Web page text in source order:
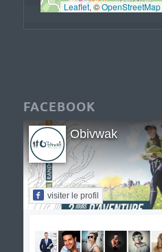
Leaflet, © OpenStreetMap
FACEBOOK
Obivwak
visiter le profil